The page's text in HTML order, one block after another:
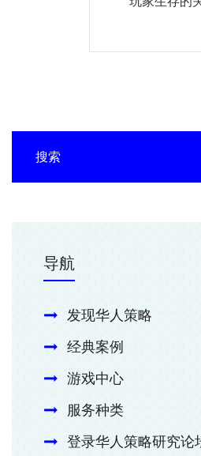
导航
发现华人策略
经典案例
游戏中心
服务种类
登录华人策略研究论